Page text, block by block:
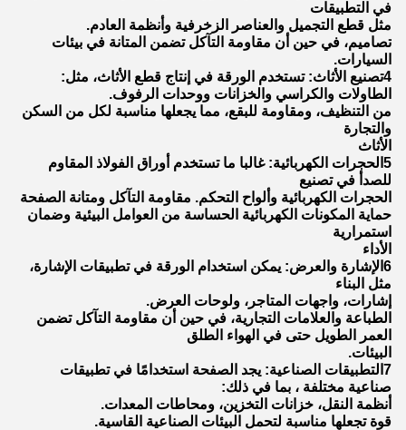
في التطبيقات
مثل قطع التجميل والعناصر الزخرفية وأنظمة العادم.
تصاميم، في حين أن مقاومة التآكل تضمن المتانة في بيئات
السيارات.
4تصنيع الأثاث: تستخدم الورقة في إنتاج قطع الأثاث، مثل:
الطاولات والكراسي والخزانات ووحدات الرفوف.
من التنظيف، ومقاومة للبقع، مما يجعلها مناسبة لكل من السكن
والتجارة
الأثاث
5الحجرات الكهربائية: غالبا ما تستخدم أوراق الفولاذ المقاوم
للصدأ في تصنيع
الحجرات الكهربائية وألواح التحكم. مقاومة التآكل ومتانة الصفحة
حماية المكونات الكهربائية الحساسة من العوامل البيئية وضمان
استمرارية
الأداء
6الإشارة والعرض: يمكن استخدام الورقة في تطبيقات الإشارة،
مثل البناء
إشارات، واجهات المتاجر، ولوحات العرض.
الطباعة والعلامات التجارية، في حين أن مقاومة التآكل تضمن
العمر الطويل حتى في الهواء الطلق
البيئات.
7التطبيقات الصناعية: يجد الصفحة استخدامًا في تطبيقات
صناعية مختلفة ، بما في ذلك:
أنظمة النقل، خزانات التخزين، ومحاطات المعدات.
قوة تجعلها مناسبة لتحمل البيئات الصناعية القاسية.